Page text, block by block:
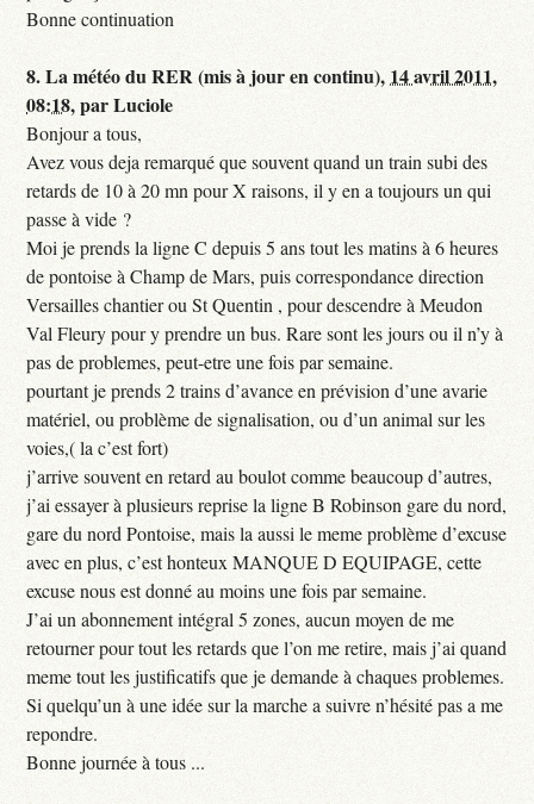
Bonne continuation
8.La météo du RER (mis à jour en continu), 14 avril 2011,
08:18,parLuciole
Bonjour a tous,
Avez vous deja remarqué que souvent quand un train subi des
retards de 10 à 20 mn pour X raisons, il y en a toujours un qui
passe à vide ?
Moi je prends la ligne C depuis 5 ans tout les matins à 6 heures
de pontoise à Champ de Mars, puis correspondance direction
Versailles chantier ou St Quentin , pour descendre à Meudon
Val Fleury pour y prendre un bus. Rare sont les jours ou il n’y à
pas de problemes, peut-etre une fois par semaine.
pourtant je prends 2 trains d’avance en prévision d’une avarie
matériel, ou problème de signalisation, ou d’un animal sur les
voies,( la c’est fort)
j’arrive souvent en retard au boulot comme beaucoup d’autres,
j’ai essayer à plusieurs reprise la ligne B Robinson gare du nord,
gare du nord Pontoise, mais la aussi le meme problème d’excuse
avec en plus, c’est honteux MANQUE D EQUIPAGE, cette
excuse nous est donné au moins une fois par semaine.
J’ai un abonnement intégral 5 zones, aucun moyen de me
retourner pour tout les retards que l’on me retire, mais j’ai quand
meme tout les justificatifs que je demande à chaques problemes.
Si quelqu’un à une idée sur la marche a suivre n’hésité pas a me
repondre.
Bonne journée à tous ...